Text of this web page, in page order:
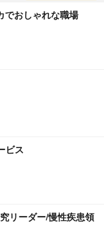
でおしゃれな職場
ビス
リーダー/慢性疾患領